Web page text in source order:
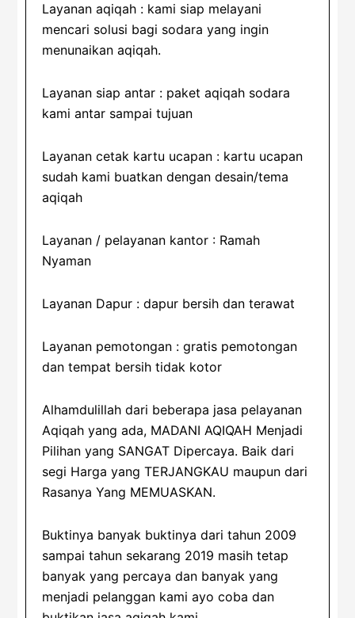
Layanan aqiqah : kami siap melayani
mencari solusi bagi sodara yang ingin
menunaikan aqiqah.
Layanan siap antar : paket aqiqah sodara
kami antar sampai tujuan
Layanan cetak kartu ucapan : kartu ucapan
sudah kami buatkan dengan desain/tema
aqiqah
Layanan / pelayanan kantor : Ramah
Nyaman
Layanan Dapur : dapur bersih dan terawat
Layanan pemotongan : gratis pemotongan
dan tempat bersih tidak kotor
Alhamdulillah dari beberapa jasa pelayanan
Aqiqah yang ada, MADANI AQIQAH Menjadi
Pilihan yang SANGAT Dipercaya. Baik dari
segi Harga yang TERJANGKAU maupun dari
Rasanya Yang MEMUASKAN.
Buktinya banyak buktinya dari tahun 2009
sampai tahun sekarang 2019 masih tetap
banyak yang percaya dan banyak yang
menjadi pelanggan kami ayo coba dan